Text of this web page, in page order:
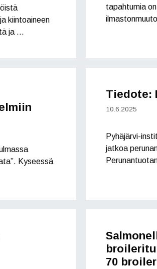
kiintoaineen
ja …
tapahtumia
Kyseessä
Tiedote:
10.6.2025
Pyhäjärvi-
jatkoa
70